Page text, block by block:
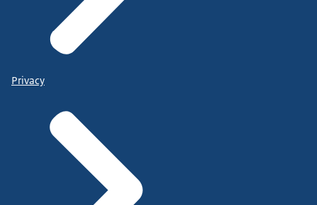
Privacy